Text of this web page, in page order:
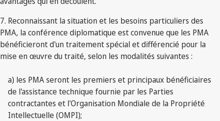
7. Reconnaissant la situation et les besoins particuliers des
PMA, la conférence diplomatique est convenue que les PMA
bénéficieront d'un traitement spécial et différencié pour la
mise en œuvre du traité, selon les modalités suivantes :
a) les PMA seront les premiers et principaux bénéficiaires
de l'assistance technique fournie par les Parties
contractantes et l'Organisation Mondiale de la Propriété
Intellectuelle (OMPI);